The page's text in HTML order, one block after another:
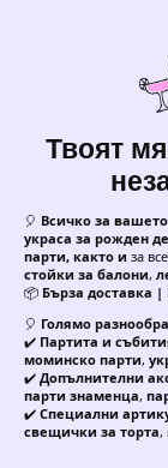
Твоят
🎈 Всичко за
украса за рожден
парти, както и за
стойки за балони,
📦 Бърза доставка
🎈 Голямо
✔️ Партита и
моминско парти,
✔️ Допълнителни
парти знаменца,
✔️ Специални
свещички за торта,